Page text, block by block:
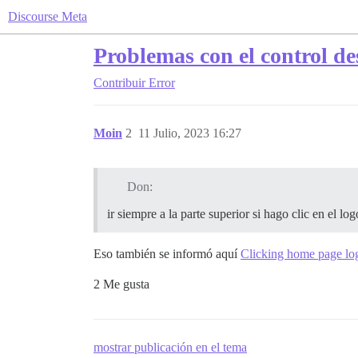
Discourse Meta
Problemas con el control
Contribuir Error
Moin 11 Julio, 2023 16:27
2
Don:
ir siempre a la parte superior si hago clic en el
Eso también se informó aquíClicking home page
2 Me gusta
mostrar publicación en el tema